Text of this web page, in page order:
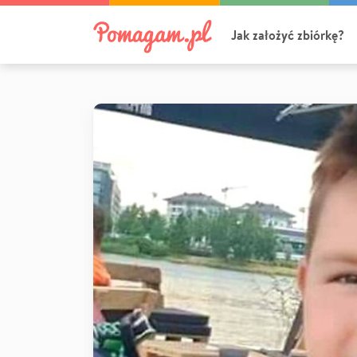
Jak założyć zbiórkę?